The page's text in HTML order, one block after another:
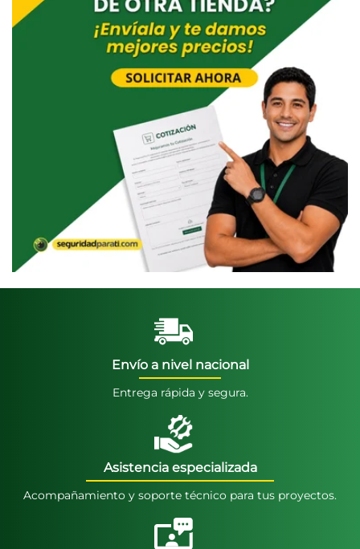
Envío a nivel nacional
Entrega rápida y segura.
Asistencia especializada
Acompañamiento y soporte técnico para tus proyectos.